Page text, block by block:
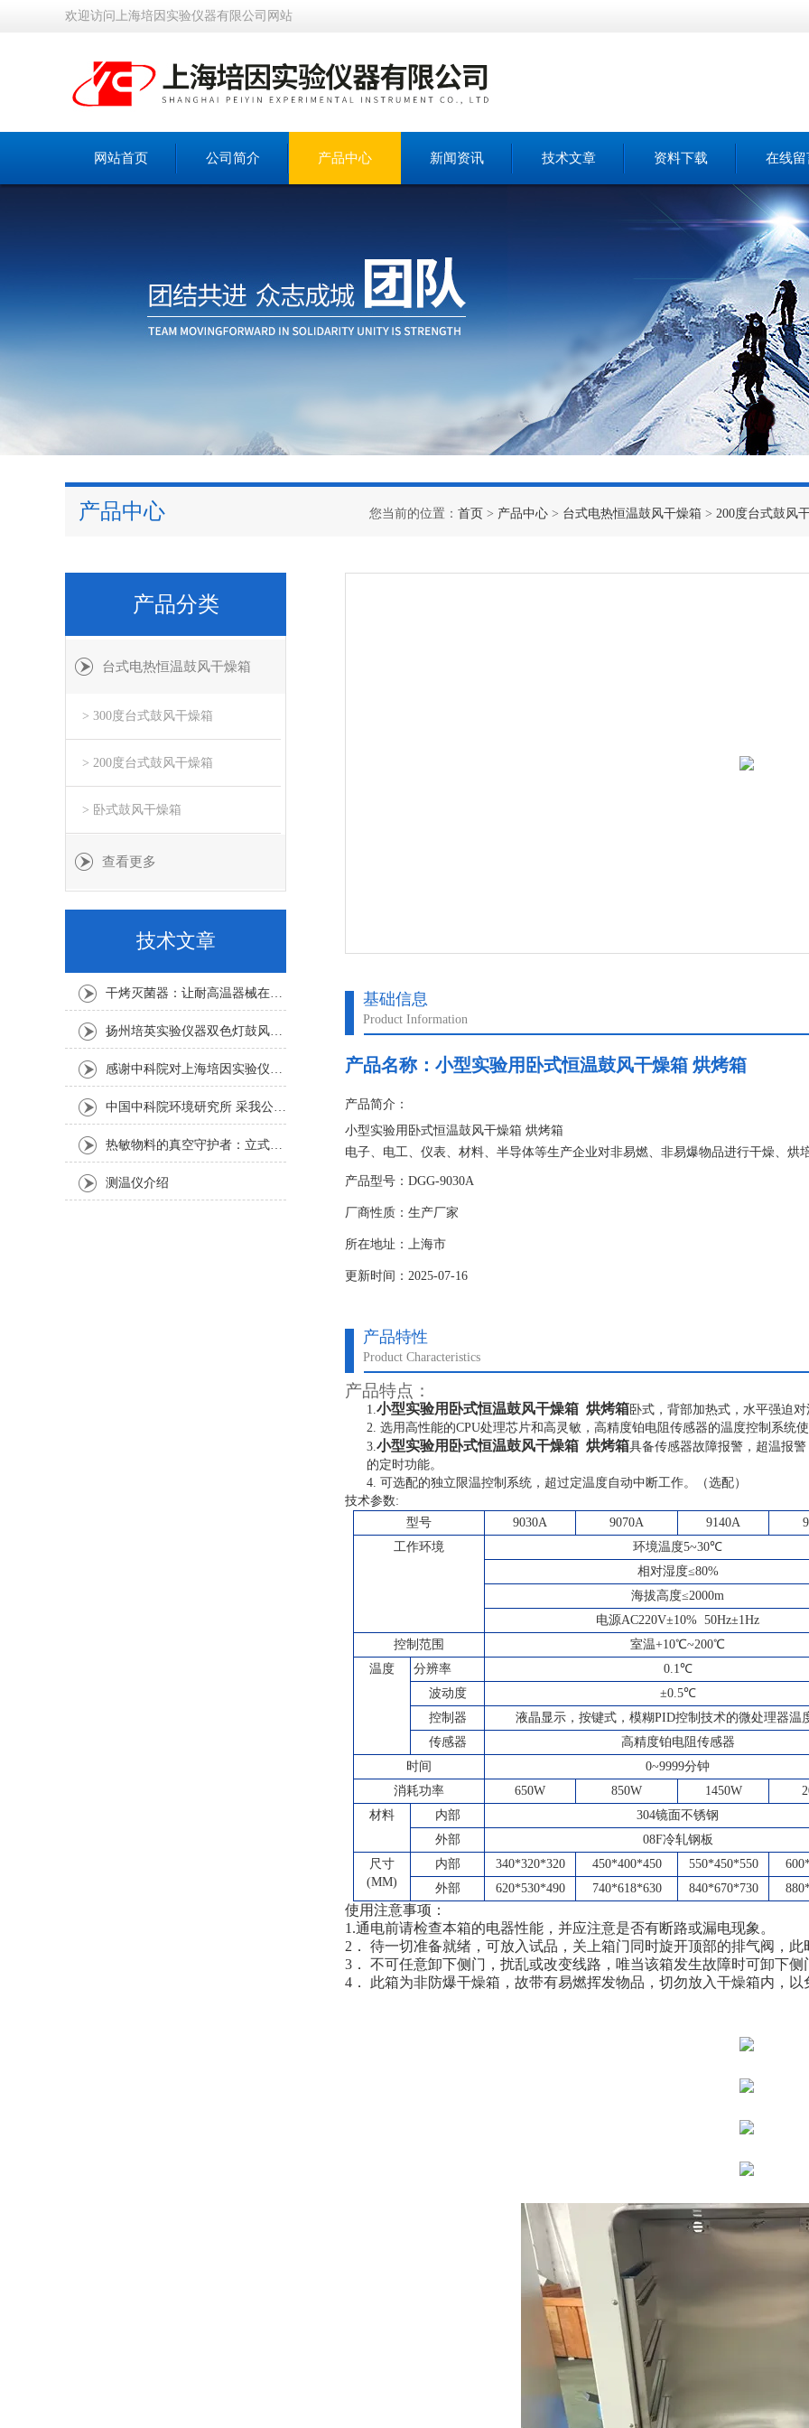
欢迎访问上海培因实验仪器有限公司网站
网站首页 公司简介 产品中心 新闻资讯 技术文章 资料下载 在线留
产品中心 您当前的位置： 首页 > 产品中心 > 台式电热恒温鼓风干燥箱 > 200度台式鼓风
基础信息
Product Information
产品名称： 小型实验用卧式恒温鼓风干燥箱 烘烤箱
产品简介：
小型实验用卧式恒温鼓风干燥箱 烘烤箱
电子、电工、仪表、材料、半导体等生产企业对非易燃、非易爆物品进行干燥、烘
学校、医药、食品、化工等单位科研及对非易燃、非易爆物品进行干燥、烘培、消
产品型号：DGG-9030A
厂商性质：生产厂家
所在地址：上海市
更新时间：2025-07-16
产品特性
Product Characteristics
产品特点：
1.小型实验用卧式恒温鼓风干燥箱 烘烤箱卧式 ，背部加热式，水平强迫
2. 选用高性能的CPU处理芯片和高灵敏，高精度铂电阻传感器的温度控制系统
3.小型实验用卧式恒温鼓风干燥箱 烘烤箱具备传感器故障报警，超温报
的定时功能。
4. 可选配的独立限温控制系统，超过定温度自动中断工作。
（选配）
技术参数:
型号
9030A 9070A 9140A
工作环境
环境温度5~30℃
相对湿度≤80%
海拔高度≤2000m
电源AC220V±10% 50Hz±1Hz
控制范围
室温+10℃~200℃
温度
分辨率
0.1℃
波动度
±0.5℃
控制器
液晶显示，按键式，模糊PID控制技术的微处理器温
传感器
高精度铂电阻传感器
时间
0~9999分钟
消耗功率
650W 850W 1450W
材料
内部 304镜面不锈钢
外部
08F冷轧钢板
尺寸
(MM)
内部 340*320*320 450*400*450 550*450*550
外部
620*530*490 740*618*630 840*670*730
使用注意事项：
1.通电前请检查本箱的电器性能，并应注意是否有断路或漏电现象。
2． 待一切准备就绪，可放入试品，关上箱门同时旋开顶部的排气阀，此
3． 不可任意卸下侧门，扰乱或改变线路，唯当该箱发生故障时可卸下侧
4． 此箱为非防爆干燥箱，故带有易燃挥发物品，切勿放入干燥箱内，以
产品分类
台式电热恒温鼓风干燥箱
> 300度台式鼓风干燥箱
> 200度台式鼓风干燥箱
> 卧式鼓风干燥箱
查看更多
技术文章
干烤灭菌器：让耐高温器械在无水高温中重获无菌新生
扬州培英实验仪器双色灯鼓风干燥箱
感谢中科院对上海培因实验仪器的认可
中国中科院环境研究所 采我公司仪器300L人工气候箱 实验效果获高度评价
热敏物料的真空守护者：立式真空干燥箱选购指南
测温仪介绍